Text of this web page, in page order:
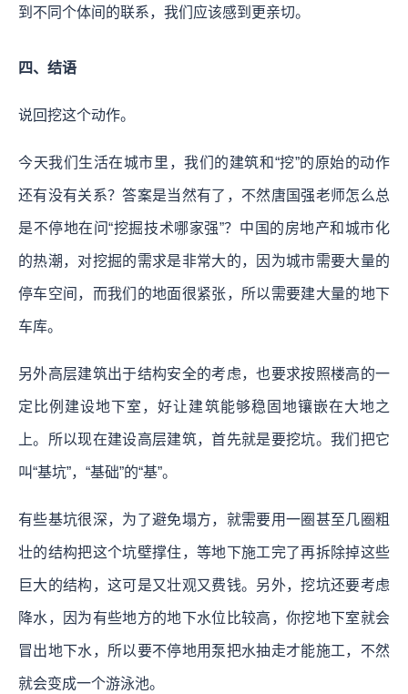
到不同个体间的联系，我们应该感到更亲切。
四、结语
说回挖这个动作。
今天我们生活在城市里，我们的建筑和“挖”的原始的动作
还有没有关系？答案是当然有了，不然唐国强老师怎么总
是不停地在问“挖掘技术哪家强”？中国的房地产和城市化
的热潮，对挖掘的需求是非常大的，因为城市需要大量的
停车空间，而我们的地面很紧张，所以需要建大量的地下
车库。
另外高层建筑出于结构安全的考虑，也要求按照楼高的一
定比例建设地下室，好让建筑能够稳固地镶嵌在大地之
上。所以现在建设高层建筑，首先就是要挖坑。我们把它
叫“基坑”，“基础”的“基”。
有些基坑很深，为了避免塌方，就需要用一圈甚至几圈粗
壮的结构把这个坑壁撑住，等地下施工完了再拆除掉这些
巨大的结构，这可是又壮观又费钱。另外，挖坑还要考虑
降水，因为有些地方的地下水位比较高，你挖地下室就会
冒出地下水，所以要不停地用泵把水抽走才能施工，不然
就会变成一个游泳池。